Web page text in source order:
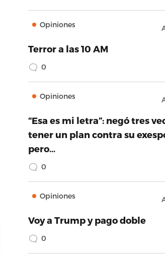
Opiniones
Terror a las 10 AM
0
Opiniones
“Esa es mi letra”: negó tres
tener un plan contra su
pero…
0
Opiniones
Voy a Trump y pago doble
0